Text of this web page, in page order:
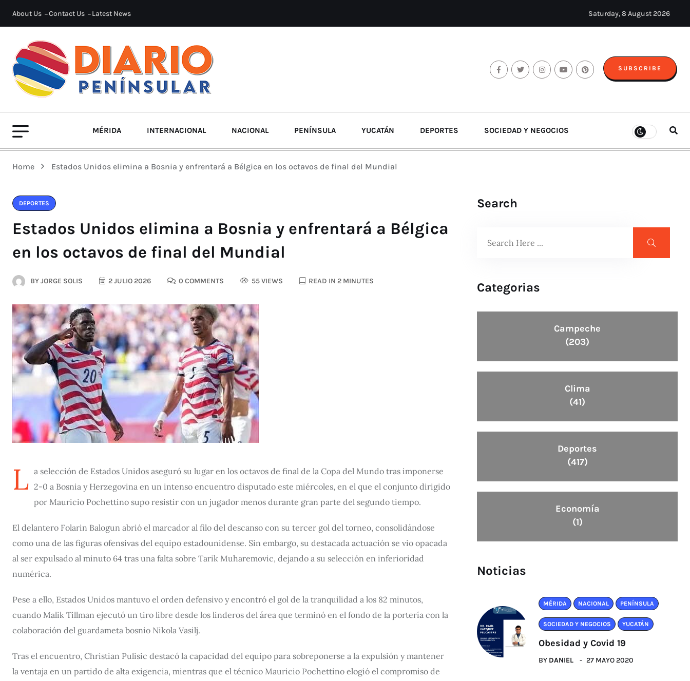
About Us Contact Us Latest News Saturday, 8 August 2026
SUBSCRIBE
MÉRIDA INTERNACIONAL NACIONAL PENÍNSULA YUCATÁN DEPORTES SOCIEDAD Y NEGOCIOS
Home Estados Unidos elimina a Bosnia y enfrentará a Bélgica en los octavos de final del Mundial
DEPORTES
Estados Unidos elimina a Bosnia y enfrentará a Bélgica
en los octavos de final del Mundial
BYJORGE SOLIS 2 JULIO 2026 0 COMMENTS 55 VIEWS READ IN 2 MINUTES
L a selección de Estados Unidos aseguró su lugar en los octavos de final de la Copa del Mundo tras imponerse
2-0 a Bosnia y Herzegovina en un intenso encuentro disputado este miércoles, en el que el conjunto dirigido
por Mauricio Pochettino supo resistir con un jugador menos durante gran parte del segundo tiempo.
El delantero Folarin Balogun abrió el marcador al filo del descanso con su tercer gol del torneo, consolidándose
como una de las figuras ofensivas del equipo estadounidense. Sin embargo, su destacada actuación se vio opacada
al ser expulsado al minuto 64 tras una falta sobre Tarik Muharemovic, dejando a su selección en inferioridad
numérica.
Pese a ello, Estados Unidos mantuvo el orden defensivo y encontró el gol de la tranquilidad a los 82 minutos,
cuando Malik Tillman ejecutó un tiro libre desde los linderos del área que terminó en el fondo de la portería con la
colaboración del guardameta bosnio Nikola Vasilj.
Tras el encuentro, Christian Pulisic destacó la capacidad del equipo para sobreponerse a la expulsión y mantener
la ventaja en un partido de alta exigencia, mientras que el técnico Mauricio Pochettino elogió el compromiso de
Search
Categorias
Campeche
(203)
Clima
(41)
Deportes
(417)
Economía
(1)
Noticias
MÉRIDA NACIONAL PENÍNSULA
SOCIEDAD Y NEGOCIOS YUCATÁN
Obesidad y Covid 19
BY DANIEL 27 MAYO 2020